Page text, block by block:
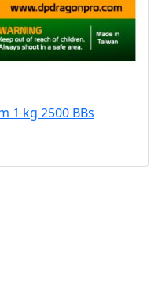
1 kg 2500 BBs